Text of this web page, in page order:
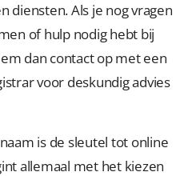
diensten. Als je nog vragen
of hulp nodig hebt bij
dan contact op met een
voor deskundig advies
is de sleutel tot online
allemaal met het kiezen